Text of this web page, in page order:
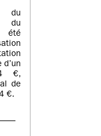
du
du
€,
de
€.